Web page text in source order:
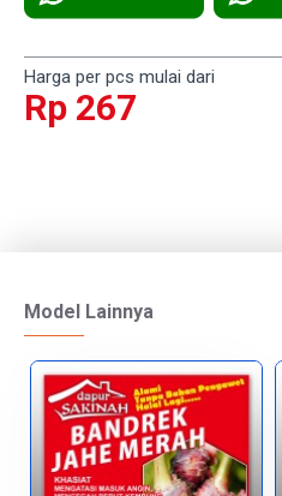
Harga per pcs mulai dari
Rp 267
Model Lainnya